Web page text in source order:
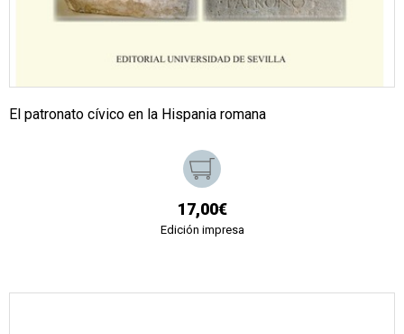
El patronato cívico en la Hispania romana
17,00€
Edición impresa